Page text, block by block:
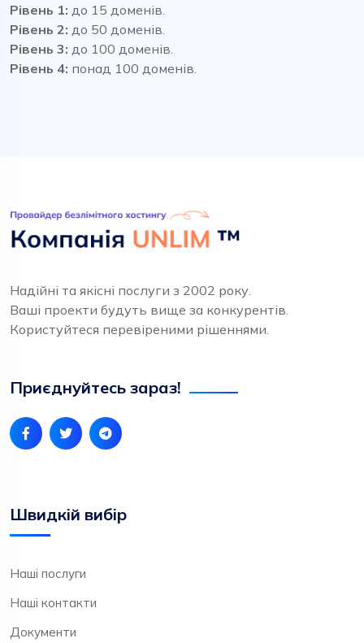
Рівень 1: до 15 доменів.
Рівень 2: до 50 доменів.
Рівень 3: до 100 доменів.
Рівень 4: понад 100 доменів.
Надійні та якісні послуги з 2002 року.
Ваші проекти будуть вище за конкурентів.
Користуйтеся перевіреними рішеннями.
Приєднуйтесь зараз!
Швидкій вибір
Наші послуги
Наші контакти
Документи